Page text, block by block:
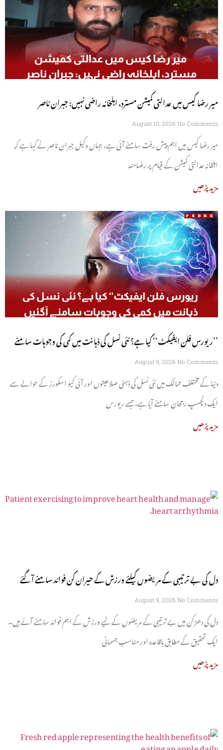
میر رضا کیس میں عدالتی کمیشن مسترد، اہلخانہ راضی نہیں: جبران ناصر
August 10, 2026 No Comments
میر رضا کیس میں اہم پیش رفت سامنے آئی ہے، جہاں وکیل جبران ناصر نے کہا ہے کہ
اہلخانہ عدالتی کمیشن کے قیام پر رضامند
مزید پڑھیں
’’ریورس فلن ایفیکٹ‘‘ کیا ہے؟ نئی نسل کی ذہانت میں کمی کی وجوہات سامنے
آگئیں
August 9, 2026 No Comments
دنیا کے مختلف ممالک میں نئی نسل کی ذہنی صلاحیتوں اور آئی کیو اسکورز کے حوالے سے
ایک دلچسپ رجحان سامنے آیا ہے، جسے ریورس
مزید پڑھیں
دل کی بے ترتیبی کے مریضوں کیلئے ورزش کے حیران کن فوائد سامنے آگئے
August 9, 2026 No Comments
دل کی دھڑکن میں بے ترتیبی کے مریضوں کے لیے ورزش کے اہم فوائد سامنے آئے ہیں۔
ایک تحقیق کے مطابق باقاعدہ اور مناسب جسمانی
مزید پڑھیں